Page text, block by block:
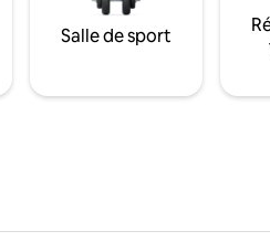
Salle de sport